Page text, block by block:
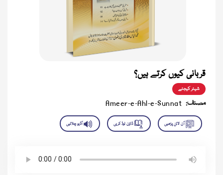
قربانی کیوں کرتے ہیں؟
شیئر کیجئے
مصنف: Ameer-e-Ahl-e-Sunnat